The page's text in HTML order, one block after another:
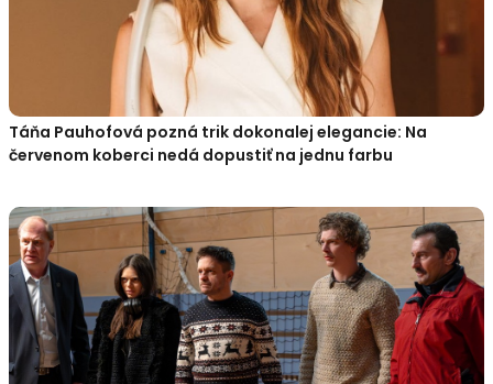
Táňa Pauhofová pozná trik dokonalej elegancie: Na
červenom koberci nedá dopustiť na jednu farbu